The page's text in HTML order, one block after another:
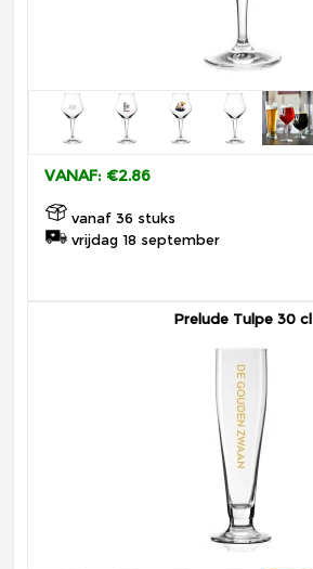
VANAF: €2.86
vanaf 36 stuks
vrijdag 18 september
Prelude Tulpe 30 cl